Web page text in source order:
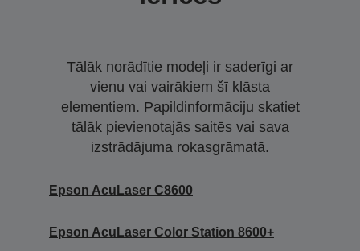
Tālāk norādītie modeļi ir saderīgi ar
vienu vai vairākiem šī klāsta
elementiem. Papildinformāciju skatiet
tālāk pievienotajās saitēs vai sava
izstrādājuma rokasgrāmatā.
Epson AcuLaser C8600
Epson AcuLaser Color Station 8600+